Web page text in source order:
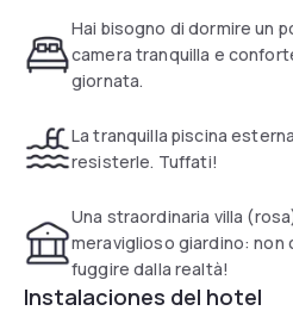
Hai bisogno di dormire un
camera tranquilla e
giornata.
La tranquilla piscina
resisterle. Tuffati!
Una straordinaria villa
meraviglioso giardino: non
fuggire dalla realtà!
Instalaciones del hotel